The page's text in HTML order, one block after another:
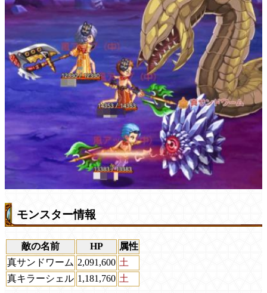
モンスター情報
敵の名前 HP
属性
真サンドワーム 2,091,600 土
真キラーシェル 1,181,760 土